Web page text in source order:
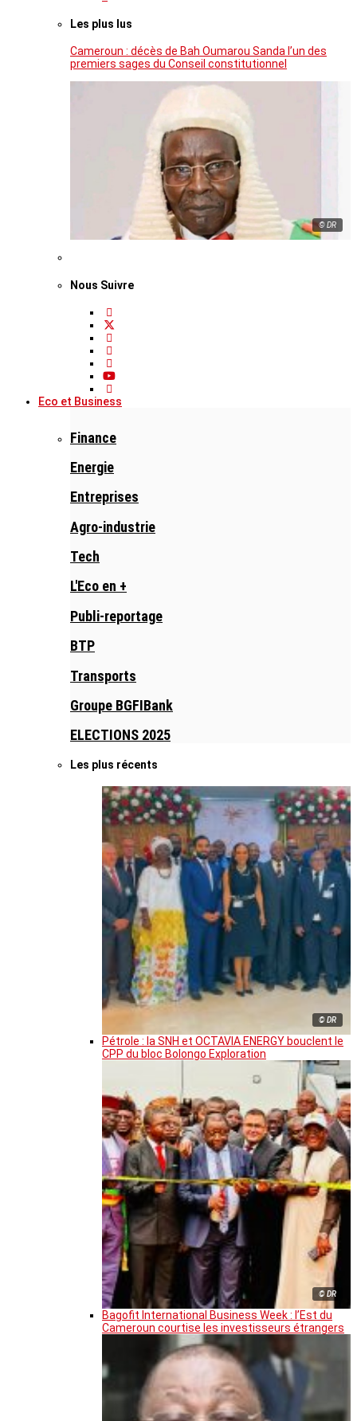
Les plus lus
Cameroun : décès de Bah Oumarou Sanda l’un des
premiers sages du Conseil constitutionnel
© DR
Nous Suivre
Eco et Business
Finance
Energie
Entreprises
Agro-industrie
Tech
L'Eco en +
Publi-reportage
BTP
Transports
Groupe BGFIBank
ELECTIONS 2025
Les plus récents
© DR
Pétrole : la SNH et OCTAVIA ENERGY bouclent le
CPP du bloc Bolongo Exploration
© DR
Bagofit International Business Week : l’Est du
Cameroun courtise les investisseurs étrangers